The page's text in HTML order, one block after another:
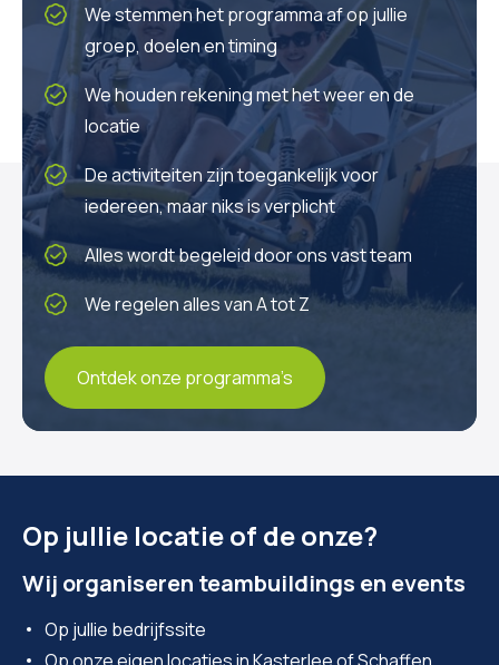
We stemmen het programma af op jullie
groep, doelen en timing
We houden rekening met het weer en de
locatie
De activiteiten zijn toegankelijk voor
iedereen, maar niks is verplicht
Alles wordt begeleid door ons vast team
We regelen alles van A tot Z
Ontdek onze programma’s
Op jullie locatie of de onze?
Wij organiseren teambuildings en events
Op jullie bedrijfssite